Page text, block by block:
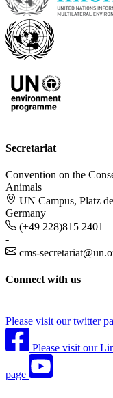
Secretariat
Convention on the
Animals
UN Campus, Platz
Germany
(+49 228)815 2401
-
cms-
Connect with us
Please visit our twitter
Please visit our
page